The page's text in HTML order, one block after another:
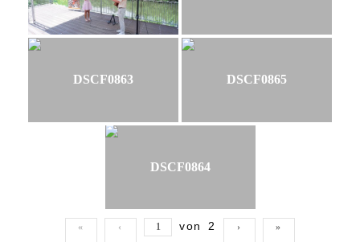
DSCF0863 DSCF0865
DSCF0864
« ‹ von2 › »